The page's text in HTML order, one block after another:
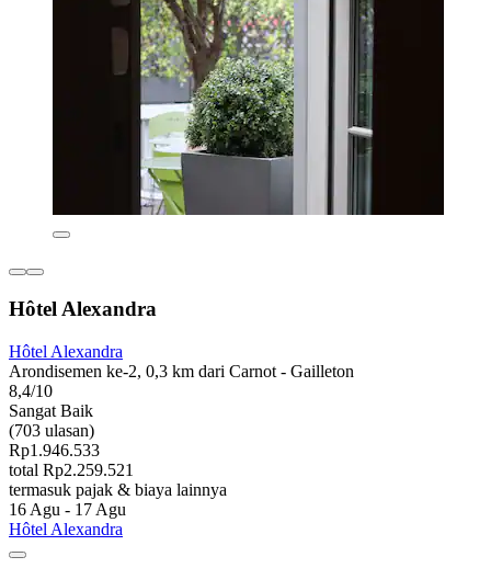
Hôtel Alexandra
Hôtel Alexandra
Arondisemen ke-2, 0,3 km dari Carnot - Gailleton
8,4/10
Sangat Baik
(703 ulasan)
Rp1.946.533
total Rp2.259.521
termasuk pajak & biaya lainnya
16 Agu - 17 Agu
Hôtel Alexandra